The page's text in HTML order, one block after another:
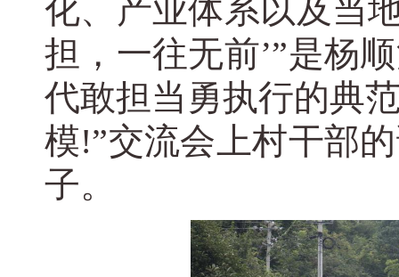
化、产业体系以及当
担，一往无前’”是杨
代敢担当勇执行的典
模!”交流会上村干部
子。